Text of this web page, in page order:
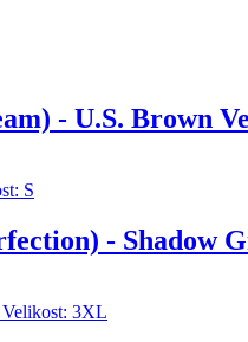
- U.S. Brown
- Shadow